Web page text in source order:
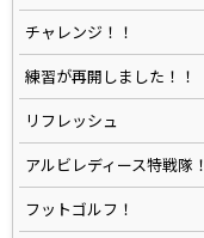
チャレンジ！！
練習が再開しました！！
リフレッシュ
アルビレディース特戦隊！
フットゴルフ！